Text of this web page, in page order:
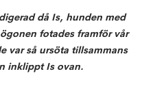
då Is, hunden med
fotades framför vår
var så ursöta tillsammans
inklippt Is ovan.